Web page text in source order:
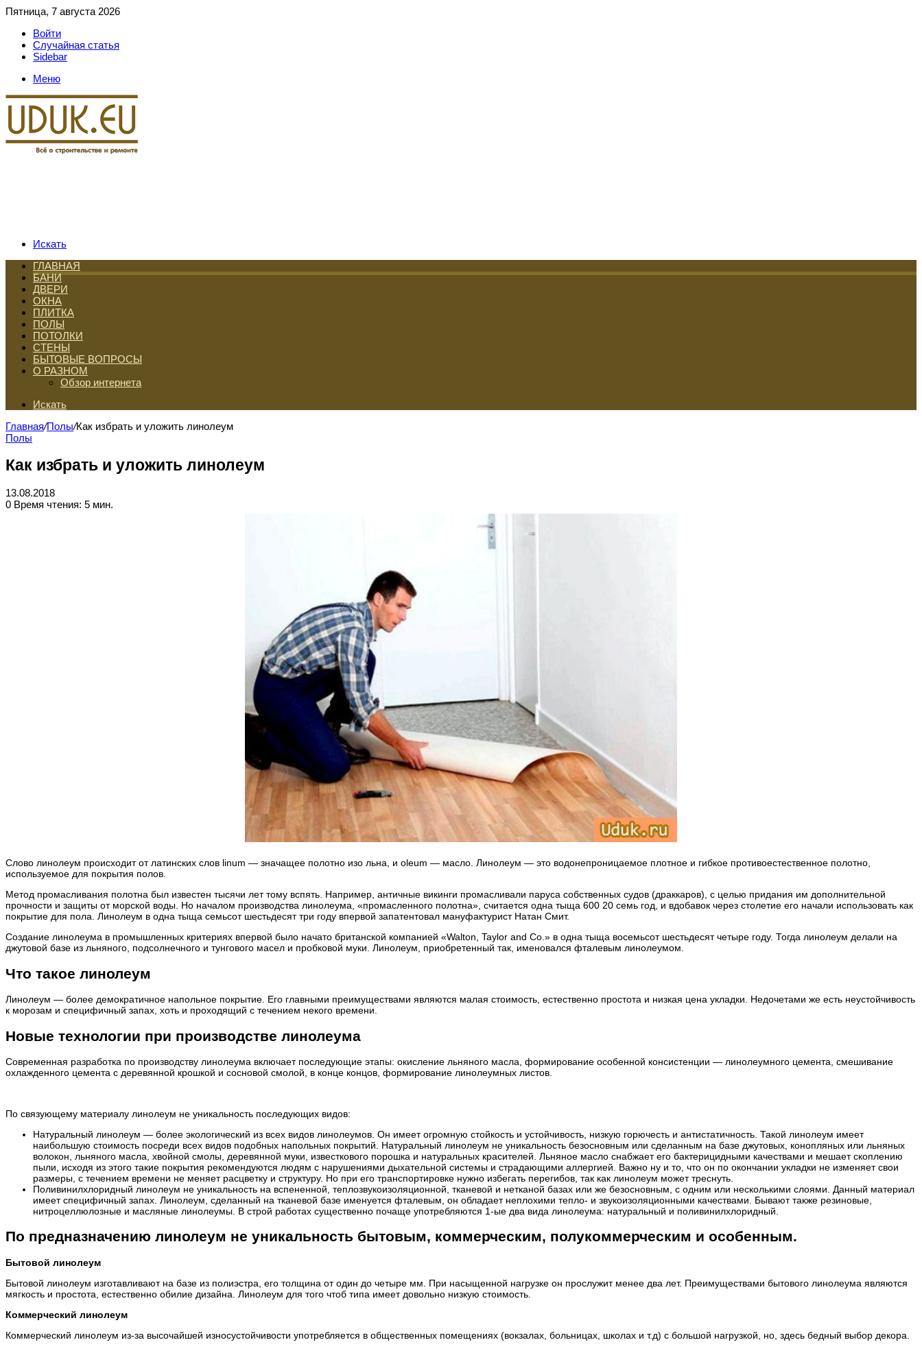
Пятница, 7 августа 2026
Войти
Случайная статья
Sidebar
Меню
Искать
ГЛАВНАЯ
БАНИ
ДВЕРИ
ОКНА
ПЛИТКА
ПОЛЫ
ПОТОЛКИ
СТЕНЫ
БЫТОВЫЕ ВОПРОСЫ
О РАЗНОМ
Обзор интернета
Искать
Главная/Полы/Как избрать и уложить линолеум
Полы
Как избрать и уложить линолеум
13.08.2018
0 Время чтения: 5 мин.
Слово линолеум происходит от латинских слов linum — значащее полотно изо льна, и oleum — масло. Линолеум — это водонепроницаемое плотное и гибкое противоестественное полотно,
используемое для покрытия полов.
Метод промасливания полотна был известен тысячи лет тому вспять. Например, античные викинги промасливали паруса собственных судов (драккаров), с целью придания им дополнительной
прочности и защиты от морской воды. Но началом производства линолеума, «промасленного полотна», считается одна тыща 600 20 семь год, и вдобавок через столетие его начали использовать как
покрытие для пола. Линолеум в одна тыща семьсот шестьдесят три году впервой запатентовал мануфактурист Натан Смит.
Создание линолеума в промышленных критериях впервой было начато британской компанией «Walton, Taylor and Co.» в одна тыща восемьсот шестьдесят четыре году. Тогда линолеум делали на
джутовой базе из льняного, подсолнечного и тунгового масел и пробковой муки. Линолеум, приобретенный так, именовался фталевым линолеумом.
Что такое линолеум
Линолеум — более демократичное напольное покрытие. Его главными преимуществами являются малая стоимость, естественно простота и низкая цена укладки. Недочетами же есть неустойчивость
к морозам и специфичный запах, хоть и проходящий с течением некого времени.
Новые технологии при производстве линолеума
Современная разработка по производству линолеума включает последующие этапы: окисление льняного масла, формирование особенной консистенции — линолеумного цемента, смешивание
охлажденного цемента с деревянной крошкой и сосновой смолой, в конце концов, формирование линолеумных листов.
По связующему материалу линолеум не уникальность последующих видов:
Натуральный линолеум — более экологический из всех видов линолеумов. Он имеет огромную стойкость и устойчивость, низкую горючесть и антистатичность. Такой линолеум имеет
наибольшую стоимость посреди всех видов подобных напольных покрытий. Натуральный линолеум не уникальность безосновным или сделанным на базе джутовых, конопляных или льняных
волокон, льняного масла, хвойной смолы, деревянной муки, известкового порошка и натуральных красителей. Льняное масло снабжает его бактерицидными качествами и мешает скоплению
пыли, исходя из этого такие покрытия рекомендуются людям с нарушениями дыхательной системы и страдающими аллергией. Важно ну и то, что он по окончании укладки не изменяет свои
размеры, с течением времени не меняет расцветку и структуру. Но при его транспортировке нужно избегать перегибов, так как линолеум может треснуть.
Поливинилхлоридный линолеум не уникальность на вспененной, теплозвукоизоляционной, тканевой и нетканой базах или же безосновным, с одним или несколькими слоями. Данный материал
имеет специфичный запах. Линолеум, сделанный на тканевой базе именуется фталевым, он обладает неплохими тепло- и звукоизоляционными качествами. Бывают также резиновые,
нитроцеллюлозные и масляные линолеумы. В строй работах существенно почаще употребляются 1-ые два вида линолеума: натуральный и поливинилхлоридный.
По предназначению линолеум не уникальность бытовым, коммерческим, полукоммерческим и особенным.
Бытовой линолеум
Бытовой линолеум изготавливают на базе из полиэстра, его толщина от один до четыре мм. При насыщенной нагрузке он прослужит менее два лет. Преимуществами бытового линолеума являются
мягкость и простота, естественно обилие дизайна. Линолеум для того чтоб типа имеет довольно низкую стоимость.
Коммерческий линолеум
Коммерческий линолеум из-за высочайшей износустойчивости употребляется в общественных помещениях (вокзалах, больницах, школах и т.д) с большой нагрузкой, но, здесь бедный выбор декора.